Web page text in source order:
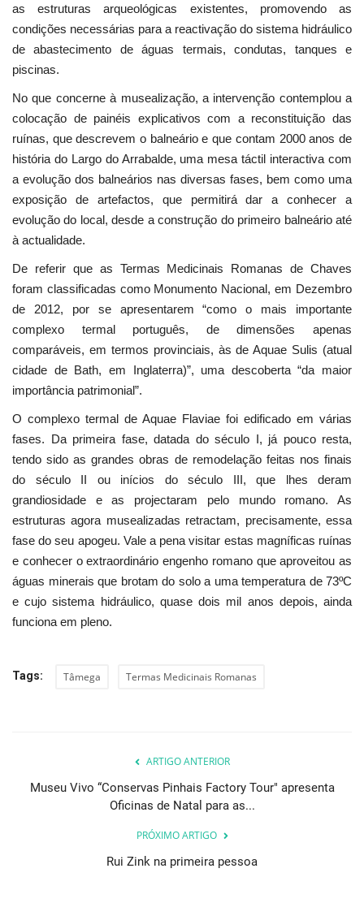
as estruturas arqueológicas existentes, promovendo as
condições necessárias para a reactivação do sistema hidráulico
de abastecimento de águas termais, condutas, tanques e
piscinas.
No que concerne à musealização, a intervenção contemplou a
colocação de painéis explicativos com a reconstituição das
ruínas, que descrevem o balneário e que contam 2000 anos de
história do Largo do Arrabalde, uma mesa táctil interactiva com
a evolução dos balneários nas diversas fases, bem como uma
exposição de artefactos, que permitirá dar a conhecer a
evolução do local, desde a construção do primeiro balneário até
à actualidade.
De referir que as Termas Medicinais Romanas de Chaves
foram classificadas como Monumento Nacional, em Dezembro
de 2012, por se apresentarem “como o mais importante
complexo termal português, de dimensões apenas
comparáveis, em termos provinciais, às de Aquae Sulis (atual
cidade de Bath, em Inglaterra)”, uma descoberta “da maior
importância patrimonial”.
O complexo termal de Aquae Flaviae foi edificado em várias
fases. Da primeira fase, datada do século I, já pouco resta,
tendo sido as grandes obras de remodelação feitas nos finais
do século II ou inícios do século III, que lhes deram
grandiosidade e as projectaram pelo mundo romano. As
estruturas agora musealizadas retractam, precisamente, essa
fase do seu apogeu. Vale a pena visitar estas magníficas ruínas
e conhecer o extraordinário engenho romano que aproveitou as
águas minerais que brotam do solo a uma temperatura de 73ºC
e cujo sistema hidráulico, quase dois mil anos depois, ainda
funciona em pleno.
Tags: Tâmega Termas Medicinais Romanas
ARTIGO ANTERIOR
Museu Vivo “Conservas Pinhais Factory Tour" apresenta
Oficinas de Natal para as...
PRÓXIMO ARTIGO
Rui Zink na primeira pessoa